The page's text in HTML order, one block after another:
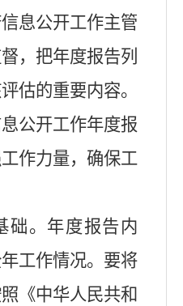
息公开工作主管
，把年度报告列
估的重要内容。
公开工作年度报
作力量，确保工
础。年度报告内
工作情况。要将
《中华人民共和